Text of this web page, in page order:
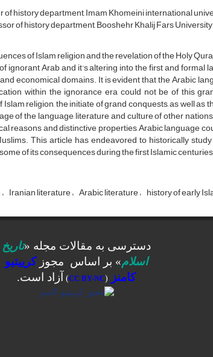
history department, Imam Khomeini international
of history department, Booshehr Khalij Fars University
of Islam religion and the revelation of the Holy
ignorant Arab and it’s altering into the first and formal
economical domains. It is evident that the Arabic
within the ignorance era could not be of this
religion, the initiate of grand conquests, as well
of the language, literature and culture of other
reasons and distinctive properties, Arabic language
This article has endeavored to historically
of its consequences during the first Islamic centuries
Iranian literature Arabic literature history of early
دسترسی به مقالات مجله «تاریخ
اسلام» بر اساس مجوزکرییتیو
کامنز
(
CC BY-NC
) آزاد است.